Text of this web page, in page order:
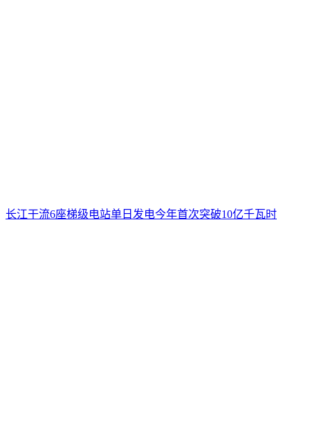
长江干流6座梯级电站单日发电今年首次突破10亿千瓦时